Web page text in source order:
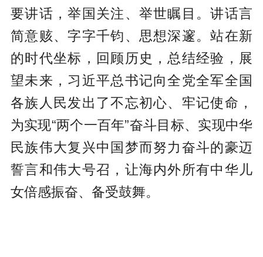
要讲话，举国关注、举世瞩目。讲话言
简意赅、字字千钧、思想深邃。站在新
的时代坐标，回顾历史，总结经验，展
望未来，习近平总书记向全党全军全国
各族人民发出了不忘初心、牢记使命，
为实现“两个一百年”奋斗目标、实现中华
民族伟大复兴中国梦而努力奋斗的豪迈
誓言和伟大号召，让海内外所有中华儿
女倍感振奋、备受鼓舞。